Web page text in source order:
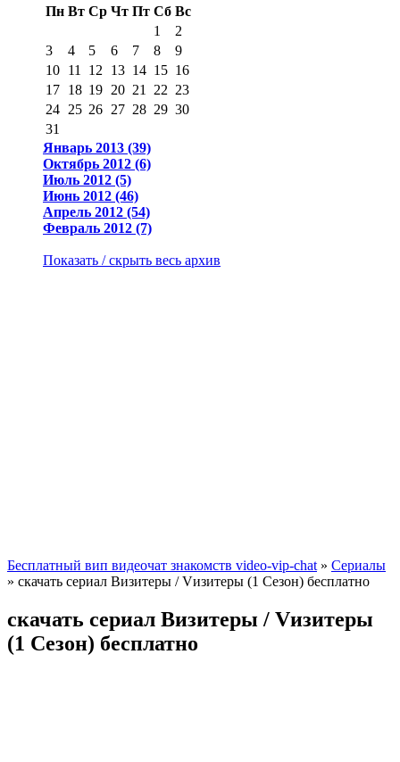
Пн Вт Ср Чт Пт Сб Вс
1
2
3
4 5 6 7 8
9
10 11 12 13 14 15 16
17 18 19 20 21 22 23
24 25 26 27 28 29 30
31
Январь 2013 (39)
Октябрь 2012 (6)
Июль 2012 (5)
Июнь 2012 (46)
Апрель 2012 (54)
Февраль 2012 (7)
Показать / скрыть весь архив
Бесплатный вип видеочат знакомств video-vip-chat » Сериалы
» скачать сериал Визитеры / Vизитеры (1 Сезон) бесплатно
скачать сериал Визитеры / Vизитеры
(1 Сезон) бесплатно